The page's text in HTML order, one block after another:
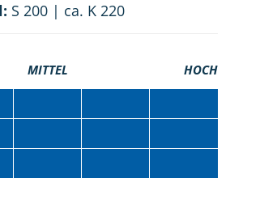
S 200 | ca. K 220
MITTEL HOCH